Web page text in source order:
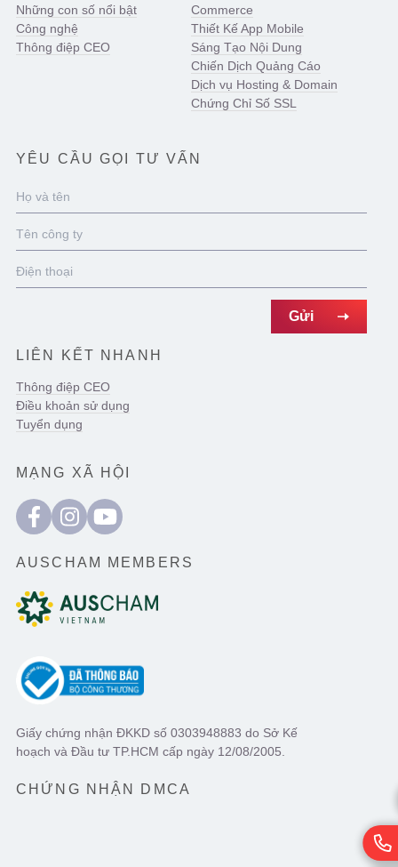
Những con số nổi bật
Công nghệ
Thông điệp CEO
Commerce
Thiết Kế App Mobile
Sáng Tạo Nội Dung
Chiến Dịch Quảng Cáo
Dịch vụ Hosting & Domain
Chứng Chỉ Số SSL
YÊU CẦU GỌI TƯ VẤN
LIÊN KẾT NHANH
Thông điệp CEO
Điều khoản sử dụng
Tuyển dụng
MẠNG XÃ HỘI
AUSCHAM MEMBERS
Giấy chứng nhận ĐKKD số 0303948883 do Sở Kế
hoạch và Đầu tư TP.HCM cấp ngày 12/08/2005.
CHỨNG NHẬN DMCA